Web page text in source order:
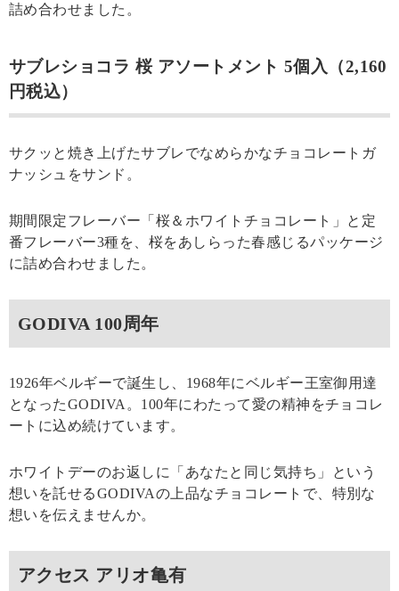
詰め合わせました。
サブレショコラ 桜 アソートメント 5個入（2,160
円税込）
サクッと焼き上げたサブレでなめらかなチョコレートガ
ナッシュをサンド。
期間限定フレーバー「桜＆ホワイトチョコレート」と定
番フレーバー3種を、桜をあしらった春感じるパッケージ
に詰め合わせました。
GODIVA 100周年
1926年ベルギーで誕生し、1968年にベルギー王室御用達
となったGODIVA。100年にわたって愛の精神をチョコレ
ートに込め続けています。
ホワイトデーのお返しに「あなたと同じ気持ち」という
想いを託せるGODIVAの上品なチョコレートで、特別な
想いを伝えませんか。
アクセス アリオ亀有